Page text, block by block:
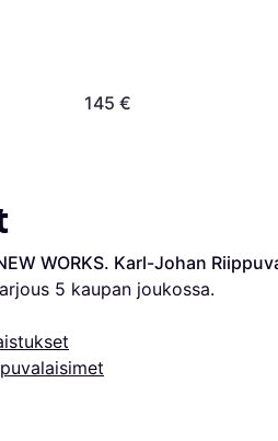
145 €
WORKS. Karl-Johan
5 kaupan joukossa.